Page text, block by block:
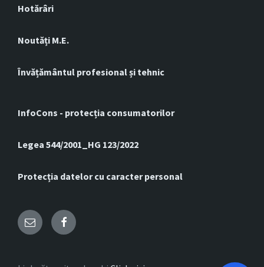
Hotărâri
Noutăți M.E.
Învățământul profesional și tehnic
InfoCons - protecția consumatorilor
Legea 544/2001_HG 123/2022
Protecția datelor cu caracter personal
Email Facebook